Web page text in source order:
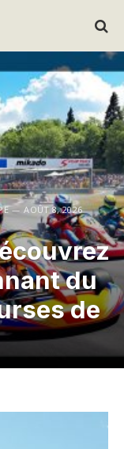
AOÛT 8, 2026
du
de